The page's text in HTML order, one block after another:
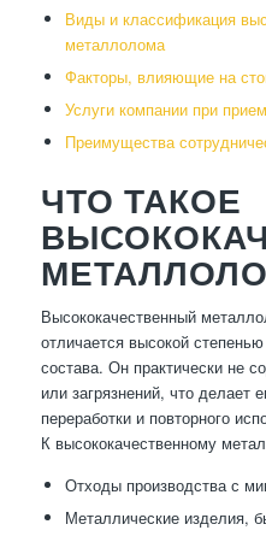
Виды и классификация
металлолома
Факторы, влияющие на
Услуги компании при
Преимущества
ЧТО ТАКОЕ
Высококачественный
отличается высокой
состава. Он практически не
или загрязнений, что делает
переработки и повторного
К высококачественному
Отходы производства с
Металлические изделия,